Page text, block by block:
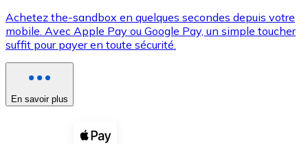
XRP
XRP
Voir toutes
Coupons crypto
Achetez the-sandbox en quelques secondes depuis votre
mobile. Avec Apple Pay ou Google Pay, un simple toucher
suffit pour payer en toute sécurité.
En savoir plus